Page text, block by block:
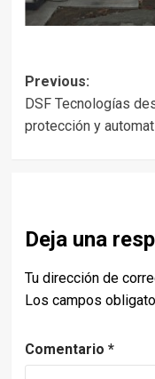
Post
navigation
Previous:
DSF Tecnologías
protección y
Deja una
Tu dirección de
Los campos
Comentario *